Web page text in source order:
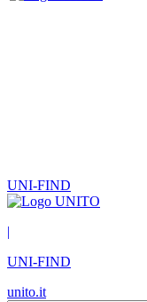
UNI-FIND
|
UNI-FIND
unito.it